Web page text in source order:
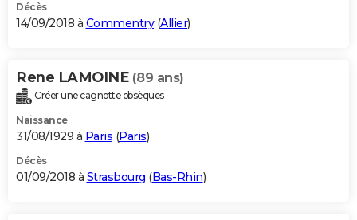
Décès
14/09/2018 à Commentry(Allier)
Rene LAMOINE (89 ans)
Créer une cagnotte obsèques
Naissance
31/08/1929 à Paris (Paris)
Décès
01/09/2018 à Strasbourg (Bas-Rhin)